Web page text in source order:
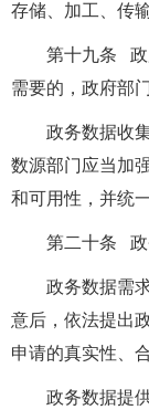
存储、加工、传
第十九条 政
需要的，政府部
政务数据收
数源部门应当加
和可用性，并统
第二十条 政
政务数据需
意后，依法提出
申请的真实性、
政务数据提